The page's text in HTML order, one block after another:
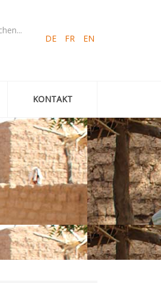
DE FR EN
KONTAKT